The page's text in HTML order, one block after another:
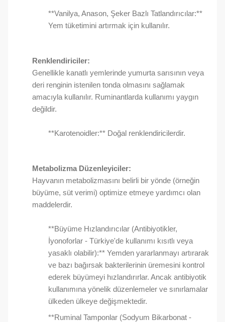
**Vanilya, Anason, Şeker Bazlı Tatlandırıcılar:**
Yem tüketimini artırmak için kullanılır.
Renklendiriciler:
Genellikle kanatlı yemlerinde yumurta sarısının veya
deri renginin istenilen tonda olmasını sağlamak
amacıyla kullanılır. Ruminantlarda kullanımı yaygın
değildir.
**Karotenoidler:** Doğal renklendiricilerdir.
Metabolizma Düzenleyiciler:
Hayvanın metabolizmasını belirli bir yönde (örneğin
büyüme, süt verimi) optimize etmeye yardımcı olan
maddelerdir.
**Büyüme Hızlandırıcılar (Antibiyotikler,
İyonoforlar - Türkiye'de kullanımı kısıtlı veya
yasaklı olabilir):** Yemden yararlanmayı artırarak
ve bazı bağırsak bakterilerinin üremesini kontrol
ederek büyümeyi hızlandırırlar. Ancak antibiyotik
kullanımına yönelik düzenlemeler ve sınırlamalar
ülkeden ülkeye değişmektedir.
**Ruminal Tamponlar (Sodyum Bikarbonat -